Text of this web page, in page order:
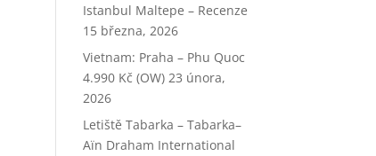
Istanbul Maltepe – Recenze
15 března, 2026
Vietnam: Praha – Phu Quoc
4.990 Kč (OW) 23 února,
2026
Letiště Tabarka – Tabarka–
Aïn Draham International